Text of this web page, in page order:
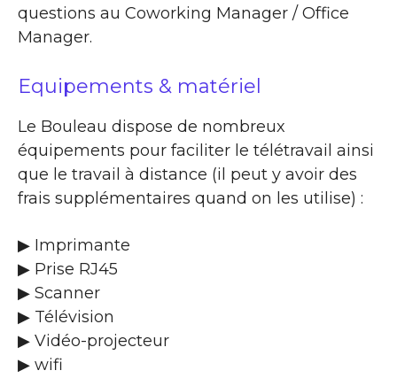
questions au Coworking Manager / Office
Manager.
Equipements & matériel
Le Bouleau dispose de nombreux
équipements pour faciliter le télétravail ainsi
que le travail à distance (il peut y avoir des
frais supplémentaires quand on les utilise) :
▶ Imprimante
▶ Prise RJ45
▶ Scanner
▶ Télévision
▶ Vidéo-projecteur
▶ wifi